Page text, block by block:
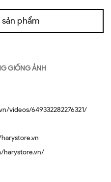
phẩm
GIỐNG ẢNH
videos/649332282276321/
harystore.vn/